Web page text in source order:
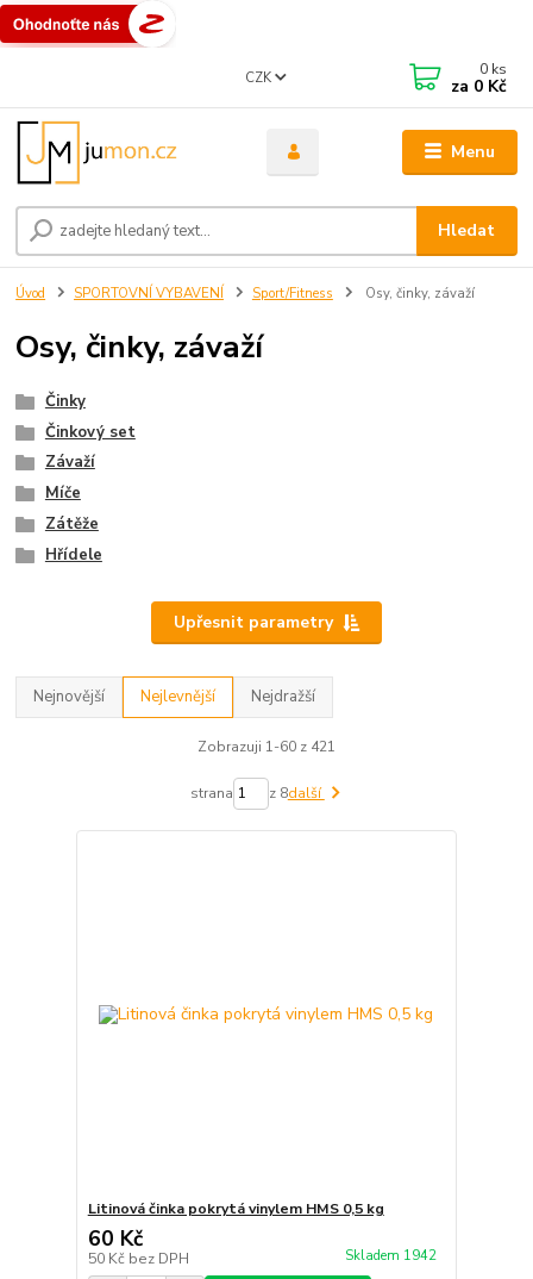
Menu
CZK
Hledat
0 ks
za 0 Kč
Úvod SPORTOVNÍ VYBAVENÍ Sport/Fitness Osy, činky, závaží
Osy, činky, závaží
Činky
Činkový set
Závaží
Míče
Zátěže
Hřídele
Upřesnit parametry
Nejnovější Nejlevnější Nejdražší
Zobrazuji 1-60 z 421
strana z 8další
Litinová činka pokrytá vinylem HMS 0,5 kg
60 Kč
50 Kč bez DPH Skladem 1942